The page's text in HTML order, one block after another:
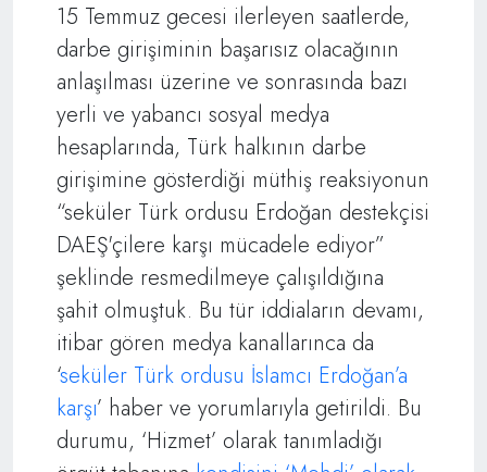
15 Temmuz gecesi ilerleyen saatlerde,
darbe girişiminin başarısız olacağının
anlaşılması üzerine ve sonrasında bazı
yerli ve yabancı sosyal medya
hesaplarında, Türk halkının darbe
girişimine gösterdiği müthiş reaksiyonun
“seküler Türk ordusu Erdoğan destekçisi
DAEŞ'çilere karşı mücadele ediyor”
şeklinde resmedilmeye çalışıldığına
şahit olmuştuk. Bu tür iddiaların devamı,
itibar gören medya kanallarınca da
‘seküler Türk ordusu İslamcı Erdoğan’a
karşı’ haber ve yorumlarıyla getirildi. Bu
durumu, ‘Hizmet’ olarak tanımladığı